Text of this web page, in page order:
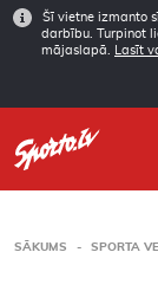
Šī vietne izmanto
darbību. Turpinot
mājaslapā.
Lasīt
SĀKUMS SPORTA